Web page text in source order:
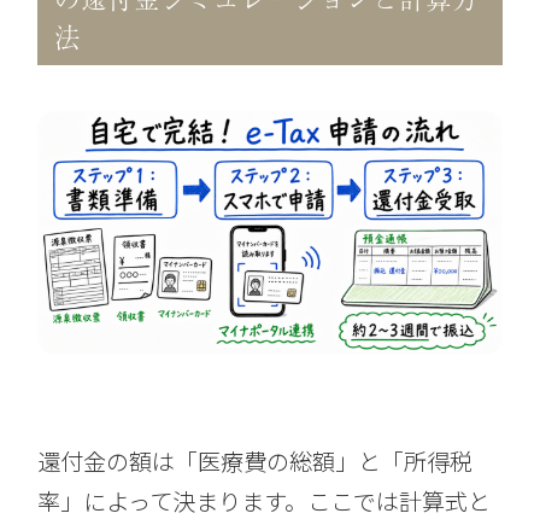
法
還付金の額は「医療費の総額」と「所得税
率」によって決まります。ここでは計算式と